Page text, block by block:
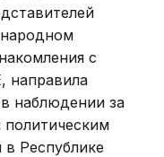
с
наблюдении за
Республике